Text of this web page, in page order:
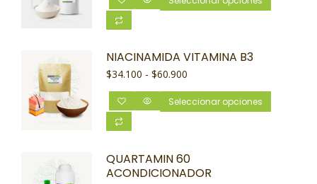
NIACINAMIDA VITAMINA B3
$34.100 - $60.900
Seleccionar opciones
QUARTAMIN 60
ACONDICIONADOR